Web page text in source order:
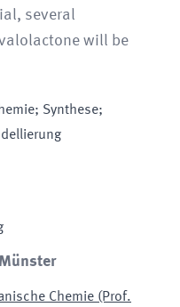
several
will be
Synthese;
Chemie (Prof.